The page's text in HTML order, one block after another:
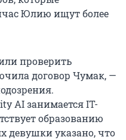
Юлию ищут более
проверить
договор Чумак, —
AI занимается IT-
образованию
девушки указано, что